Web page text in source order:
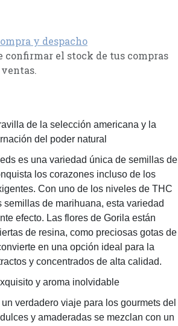
y despacho
confirmar el stock de tus compras
de la selección americana y la
del poder natural
es una variedad única de semillas de
los corazones incluso de los
Con uno de los niveles de THC
semillas de marihuana, esta variedad
efecto. Las flores de Gorila están
de resina, como preciosas gotas de
en una opción ideal para la
y concentrados de alta calidad.
y aroma inolvidable
verdadero viaje para los gourmets del
y amaderadas se mezclan con un